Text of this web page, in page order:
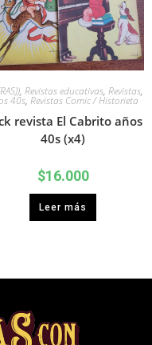
, Revistas educativas, Revistas,
40s, Revistas Comic / Historieta
revista El Cabrito años
40s (x4)
$16.000
Leer más